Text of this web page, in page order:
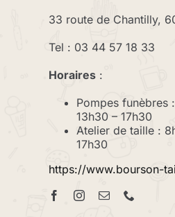
33 route de Chantilly,
Tel : 03 44 57 18 33
Horaires:
Pompes funèbres
13h30 – 17h30
Atelier de taille :
17h30
https://www.bourson-